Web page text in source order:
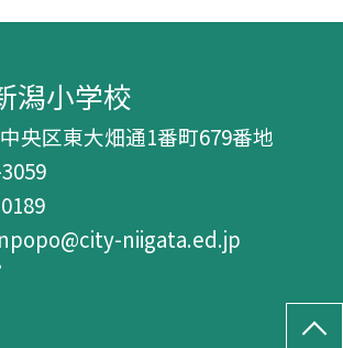
潟小学校
央区東大畑通1番町679番地
niigata.ed.jp